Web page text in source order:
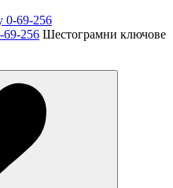
69-256 Шестограмни ключове